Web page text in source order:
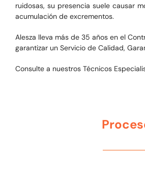
ruidosas, su presencia suele causar
acumulación de excrementos.
Alesza lleva más de 35 años en el
garantizar un Servicio de Calidad,
Consulte a nuestros Técnicos